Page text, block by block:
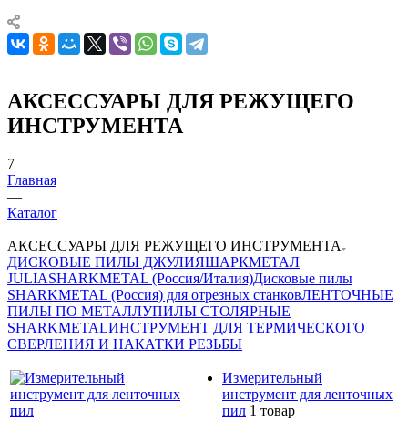
АКСЕССУАРЫ ДЛЯ РЕЖУЩЕГО
ИНСТРУМЕНТА
7
Главная
—
Каталог
—
АКСЕССУАРЫ ДЛЯ РЕЖУЩЕГО ИНСТРУМЕНТА
ДИСКОВЫЕ ПИЛЫ ДЖУЛИЯШАРКМЕТАЛ
JULIASHARKMETAL (Россия/Италия)Дисковые пилы
SHARKMETAL (Россия) для отрезных станковЛЕНТОЧНЫЕ
ПИЛЫ ПО МЕТАЛЛУПИЛЫ СТОЛЯРНЫЕ
SHARKMETALИНСТРУМЕНТ ДЛЯ ТЕРМИЧЕСКОГО
СВЕРЛЕНИЯ И НАКАТКИ РЕЗЬБЫ
Измерительный
инструмент для ленточных
пил 1 товар